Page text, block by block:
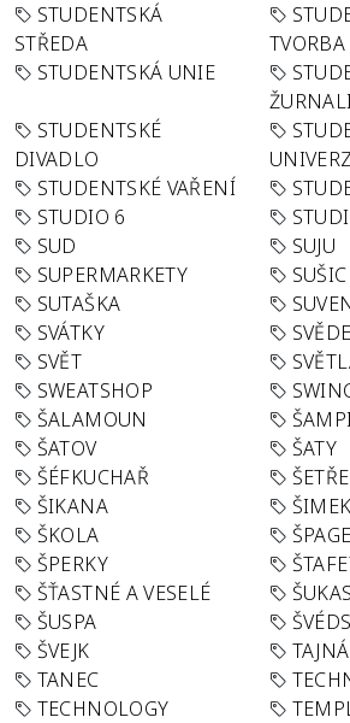
STUDENTSKÁ
STŘEDA
TVORBA
STUDENTSKÁ UNIE
STUDENTSKÉ
DIVADLO
STUDENTSKÉ VAŘENÍ
STUDIO 6
SUD
SUJU
SUPERMARKETY
SUTAŠKA
SVÁTKY
SVĚT
SWEATSHOP
ŠALAMOUN
ŠATOV
ŠATY
ŠÉFKUCHAŘ
ŠIKANA
ŠKOLA
ŠPERKY
ŠŤASTNÉ A VESELÉ
ŠUKAS
ŠUSPA
ŠVEJK
TANEC
TECHNOLOGY